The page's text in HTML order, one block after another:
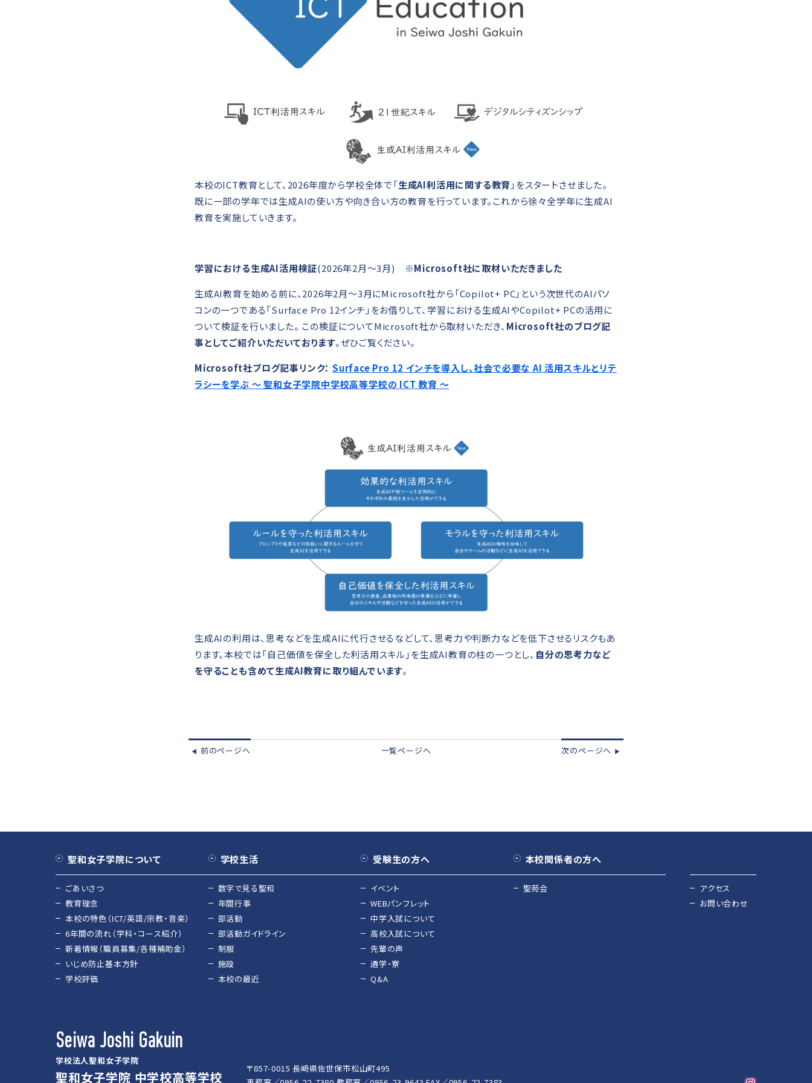
本校のICT教育として、2026年度から学校全体で「生成AI利活用に関する教育 」をスタートさせました。
既に一部の学年では生成AIの使い方や向き合い方の教育を行っています。これから徐々全学年に生成AI
教育を実施していきます。
学習における生成AI活用検証(2026年2月～3月) ※Microsoft社に取材いただきました
生成AI教育を始める前に、2026年2月～3月にMicrosoft社から「Copilot+ PC」という次世代のAIパソ
コンの一つである「Surface Pro 12インチ」をお借りして、学習における生成AIやCopilot+ PCの活用に
ついて検証を行いました。 この検証についてMicrosoft社から取材いただき、 Microsoft社のブログ記
事としてご紹介いただいております。ぜひご覧ください。
Microsoft社ブログ記事リンク：Surface Pro 12 インチを導入し、社会で必要な AI 活用スキルとリテ
ラシーを学ぶ ～ 聖和女子学院中学校高等学校の ICT 教育 ～
生成AIの利用は、思考などを生成AIに代行させるなどして、思考力や判断力などを低下させるリスクもあ
ります。本校では「自己価値を保全した利活用スキル」を生成AI教育の柱の一つとし、 自分の思考力など
を守ることも含めて生成AI教育に取り組んでいます。
◀︎ 前のページへ 一覧ページへ 次のページへ ▶︎
聖和女子学院について
ごあいさつ
教育理念
本校の特色（ICT/英語/宗教・音楽）
6年間の流れ（学科・コース紹介）
新着情報（職員募集/各種補助金）
いじめ防止基本方針
学校評価
学校生活
数字で見る聖和
年間行事
部活動
部活動ガイドライン
制服
施設
本校の最近
受験生の方へ
イベント
WEBパンフレット
中学入試について
高校入試について
先輩の声
通学・寮
Q&A
本校関係者の方へ
聖苑会
アクセス
お問い合わせ
Seiwa Joshi Gakuin
学校法人聖和女子学院
聖和女子学院 中学校高等学校
〒857-0015 長崎県佐世保市松山町495